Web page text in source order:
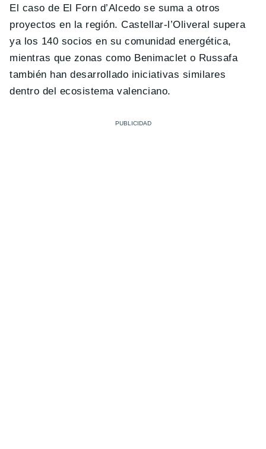
El caso de El Forn d’Alcedo se suma a otros
proyectos en la región. Castellar-l’Oliveral supera
ya los 140 socios en su comunidad energética,
mientras que zonas como Benimaclet o Russafa
también han desarrollado iniciativas similares
dentro del ecosistema valenciano.